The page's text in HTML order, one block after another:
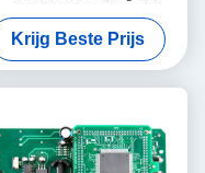
Vervaardiging van smart
door locks PCBA
Krijg Beste Prijs